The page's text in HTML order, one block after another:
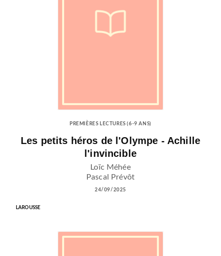
PREMIÈRES LECTURES (6-9 ANS)
Les petits héros de l'Olympe - Achille
l'invincible
Loïc Méhée
Pascal Prévôt
24/09/2025
LAROUSSE